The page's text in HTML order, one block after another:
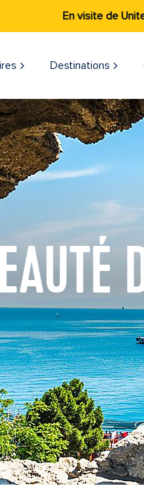
En visite de
Destinations